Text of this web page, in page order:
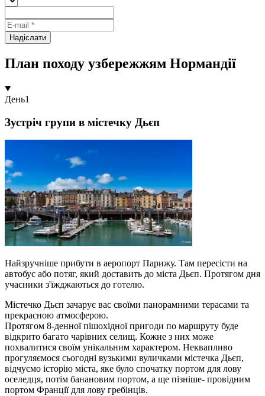
Надіслати
План походу узбережжям Нормандії
День1
Зустріч групи в містечку Дьєп
Найзручніше прибути в аеропорт Парижу. Там пересісти на
автобус або потяг, який доставить до міста Дьєп. Протягом дня
учасники з'їжджаються до готелю.
Містечко Дьєп зачарує вас своїми панорамними терасами та
прекрасною атмосферою.
Протягом 8-денної пішохідної пригоди по маршруту буде
відкрито багато чарівних селищ. Кожне з них може
похвалитися своїм унікальним характером. Неквапливо
прогуляємося сьогодні вузькими вуличками містечка Дьєп,
відчуємо історію міста, яке було спочатку портом для лову
оселедця, потім банановим портом, а ще пізніше- провідним
портом Франції для лову гребінців.